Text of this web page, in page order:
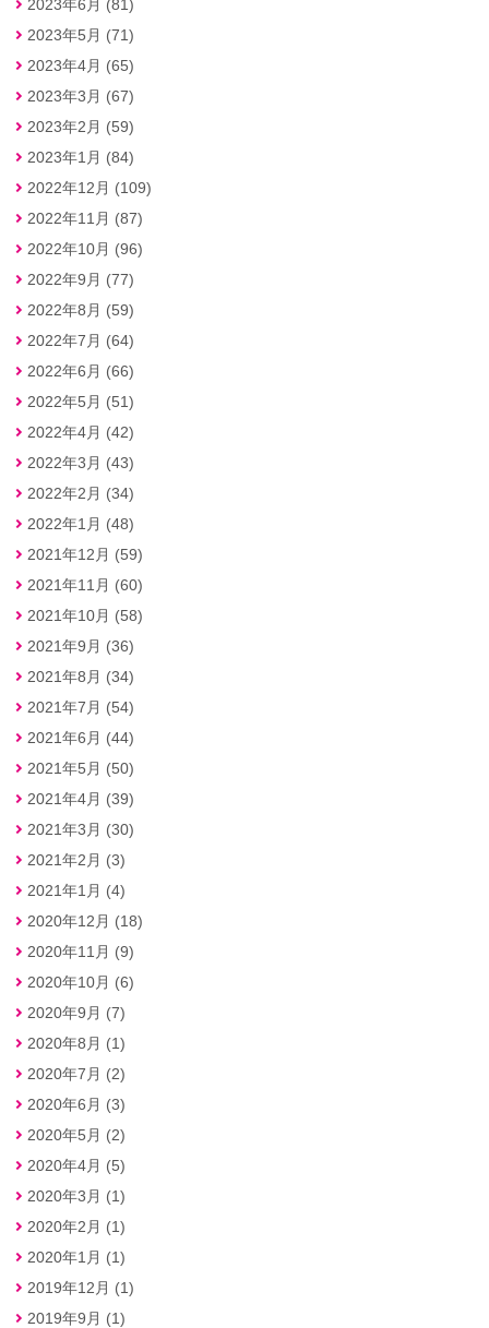
2023年6月 (81)
2023年5月 (71)
2023年4月 (65)
2023年3月 (67)
2023年2月 (59)
2023年1月 (84)
2022年12月 (109)
2022年11月 (87)
2022年10月 (96)
2022年9月 (77)
2022年8月 (59)
2022年7月 (64)
2022年6月 (66)
2022年5月 (51)
2022年4月 (42)
2022年3月 (43)
2022年2月 (34)
2022年1月 (48)
2021年12月 (59)
2021年11月 (60)
2021年10月 (58)
2021年9月 (36)
2021年8月 (34)
2021年7月 (54)
2021年6月 (44)
2021年5月 (50)
2021年4月 (39)
2021年3月 (30)
2021年2月 (3)
2021年1月 (4)
2020年12月 (18)
2020年11月 (9)
2020年10月 (6)
2020年9月 (7)
2020年8月 (1)
2020年7月 (2)
2020年6月 (3)
2020年5月 (2)
2020年4月 (5)
2020年3月 (1)
2020年2月 (1)
2020年1月 (1)
2019年12月 (1)
2019年9月 (1)